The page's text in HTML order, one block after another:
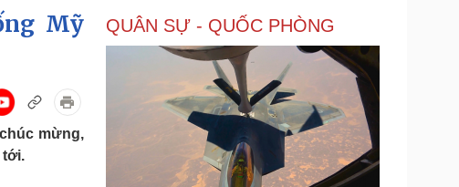
Chứng khoán
Giá cà phê
Doanh nghiệp
Doanh nghiệp 24h
Công nghệ
Sành điệu
Tin Công nghệ
Trải nghiệm
Chuyển đổi số
Mỹ
mừng,
tới.
QUÂN SỰ - QUỐC PHÒNG